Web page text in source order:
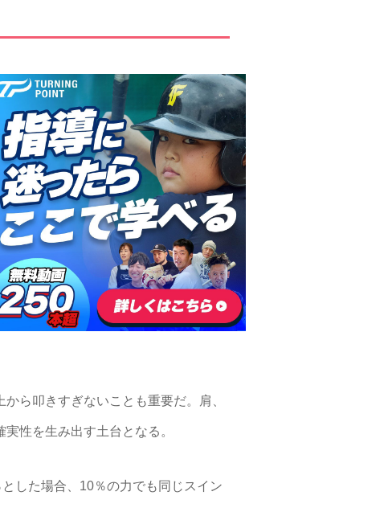
ら叩きすぎないことも重要だ。肩、
性を生み出す土台となる。
した場合、10％の力でも同じスイン